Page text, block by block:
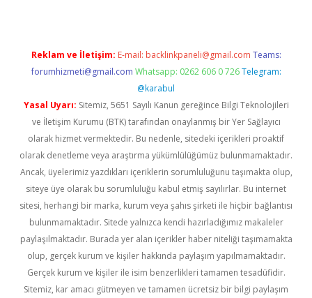
Reklam ve İletişim: E-mail: backlinkpaneli@gmail.com Teams:
forumhizmeti@gmail.com Whatsapp: 0262 606 0 726 Telegram:
@karabul
Yasal Uyarı: Sitemiz, 5651 Sayılı Kanun gereğince Bilgi Teknolojileri
ve İletişim Kurumu (BTK) tarafından onaylanmış bir Yer Sağlayıcı
olarak hizmet vermektedir. Bu nedenle, sitedeki içerikleri proaktif
olarak denetleme veya araştırma yükümlülüğümüz bulunmamaktadır.
Ancak, üyelerimiz yazdıkları içeriklerin sorumluluğunu taşımakta olup,
siteye üye olarak bu sorumluluğu kabul etmiş sayılırlar. Bu internet
sitesi, herhangi bir marka, kurum veya şahıs şirketi ile hiçbir bağlantısı
bulunmamaktadır. Sitede yalnızca kendi hazırladığımız makaleler
paylaşılmaktadır. Burada yer alan içerikler haber niteliği taşımamakta
olup, gerçek kurum ve kişiler hakkında paylaşım yapılmamaktadır.
Gerçek kurum ve kişiler ile isim benzerlikleri tamamen tesadüfidir.
Sitemiz, kar amacı gütmeyen ve tamamen ücretsiz bir bilgi paylaşım